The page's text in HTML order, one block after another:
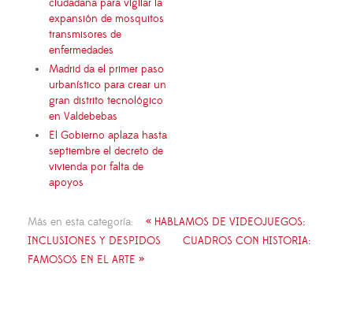
ciudadana para vigilar la
expansión de mosquitos
transmisores de
enfermedades
Madrid da el primer paso
urbanístico para crear un
gran distrito tecnológico
en Valdebebas
El Gobierno aplaza hasta
septiembre el decreto de
vivienda por falta de
apoyos
Más en esta categoría:
« HABLAMOS DE VIDEOJUEGOS:
INCLUSIONES Y DESPIDOS
CUADROS CON HISTORIA:
FAMOSOS EN EL ARTE »